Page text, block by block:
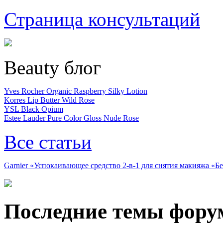
Страница консультаций
Beauty блог
Yves Rocher Organic Raspberry Silky Lotion
Korres Lip Butter Wild Rose
YSL Black Opium
Estee Lauder Pure Color Gloss Nude Rose
Все статьи
Garnier «Успокаивающее средство 2-в-1 для снятия макияжа
Последние темы